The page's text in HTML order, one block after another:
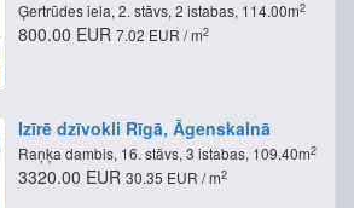
Ģertrūdes iela, 2. stāvs, 2 istabas, 114.00m2
800.00 EUR 7.02 EUR / m2
Izīrē dzīvokli Rīgā, Āgenskalnā
Raņķa dambis, 16. stāvs, 3 istabas, 109.40m2
3320.00 EUR 30.35 EUR / m2